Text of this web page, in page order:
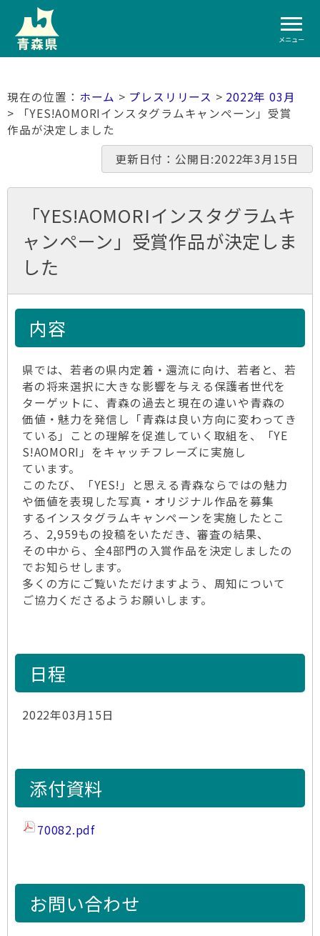
メニュー
ホーム > プレスリリース > 2022年 03月
> 「YES!AOMORIインスタグラムキャンペーン」受賞
作品が決定しました
更新日付：公開日:2022年3月15日
「YES!AOMORIインスタグラムキ
ャンペーン」受賞作品が決定しま
した
内容
県では、若者の県内定着・還流に向け、若者と、若
者の将来選択に大きな影響を与える保護者世代を
ターゲットに、青森の過去と現在の違いや青森の
価値・魅力を発信し「青森は良い方向に変わってき
ている」ことの理解を促進していく取組を、「YE
S!AOMORI」をキャッチフレーズに実施し
ています。
このたび、「YES!」と思える青森ならではの魅力
や価値を表現した写真・オリジナル作品を募集
するインスタグラムキャンペーンを実施したとこ
ろ、2,959もの投稿をいただき、審査の結果、
その中から、全4部門の入賞作品を決定しましたの
でお知らせします。
多くの方にご覧いただけますよう、周知について
ご協力くださるようお願いします。
日程
2022年03月15日
添付資料
70082.pdf
お問い合わせ